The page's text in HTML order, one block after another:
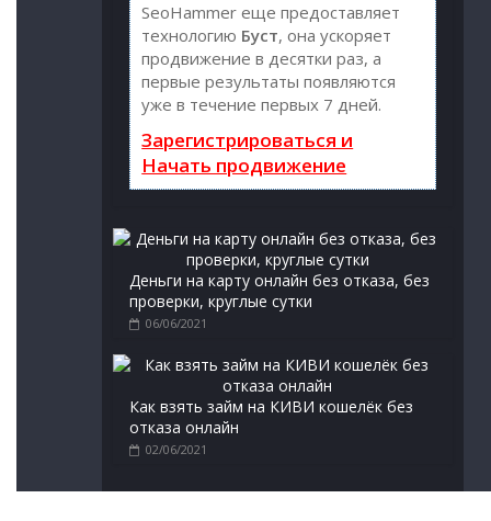
SeoHammer еще предоставляет
технологию Буст, она ускоряет
продвижение в десятки раз, а
первые результаты появляются
уже в течение первых 7 дней.
Зарегистрироваться и
Начать продвижение
Деньги на карту онлайн без отказа, без
проверки, круглые сутки
06/06/2021
Как взять займ на КИВИ кошелёк без
отказа онлайн
02/06/2021